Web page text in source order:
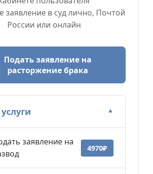
заявление в суд лично, Почтой
России или онлайн
Подать заявление на
расторжение брака
▼
заявление на
4970₽